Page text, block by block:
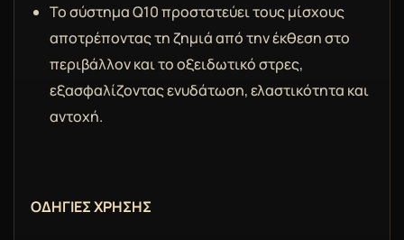
Το σύστημα Q10 προστατεύει τους μίσχους
αποτρέποντας τη ζημιά από την έκθεση στο
περιβάλλον και το οξειδωτικό στρες,
εξασφαλίζοντας ενυδάτωση, ελαστικότητα και
αντοχή.
ΟΔΗΓΙΕΣ ΧΡΗΣΗΣ